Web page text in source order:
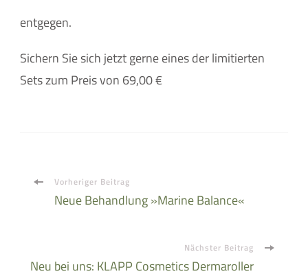
entgegen.
Sichern Sie sich jetzt gerne eines der limitierten
Sets zum Preis von 69,00 €
Beitragsnavigation
Vorheriger Beitrag
Neue Behandlung »Marine Balance«
Nächster Beitrag
Neu bei uns: KLAPP Cosmetics Dermaroller